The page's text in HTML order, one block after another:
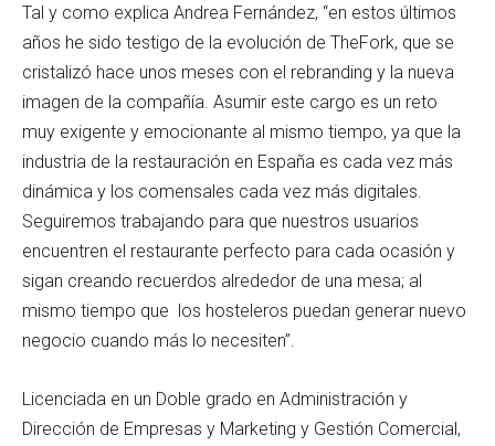
Tal y como explica Andrea Fernández, “en estos últimos
años he sido testigo de la evolución de TheFork, que se
cristalizó hace unos meses con el rebranding y la nueva
imagen de la compañía. Asumir este cargo es un reto
muy exigente y emocionante al mismo tiempo, ya que la
industria de la restauración en España es cada vez más
dinámica y los comensales cada vez más digitales.
Seguiremos trabajando para que nuestros usuarios
encuentren el restaurante perfecto para cada ocasión y
sigan creando recuerdos alrededor de una mesa; al
mismo tiempo que los hosteleros puedan generar nuevo
negocio cuando más lo necesiten”.
Licenciada en un Doble grado en Administración y
Dirección de Empresas y Marketing y Gestión Comercial,